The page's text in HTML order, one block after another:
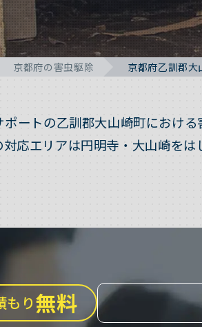
京都府の害虫駆除 京都府乙訓郡大
ポートの乙訓郡大山崎町におけ
応エリアは円明寺・大山崎を
もり無料